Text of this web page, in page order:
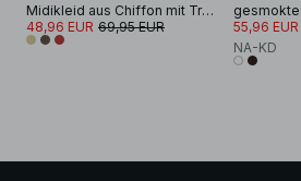
Midikleid aus Chiffon mit Trägern
48,96 EUR 69,95 EUR
55,96 EUR
NA-KD